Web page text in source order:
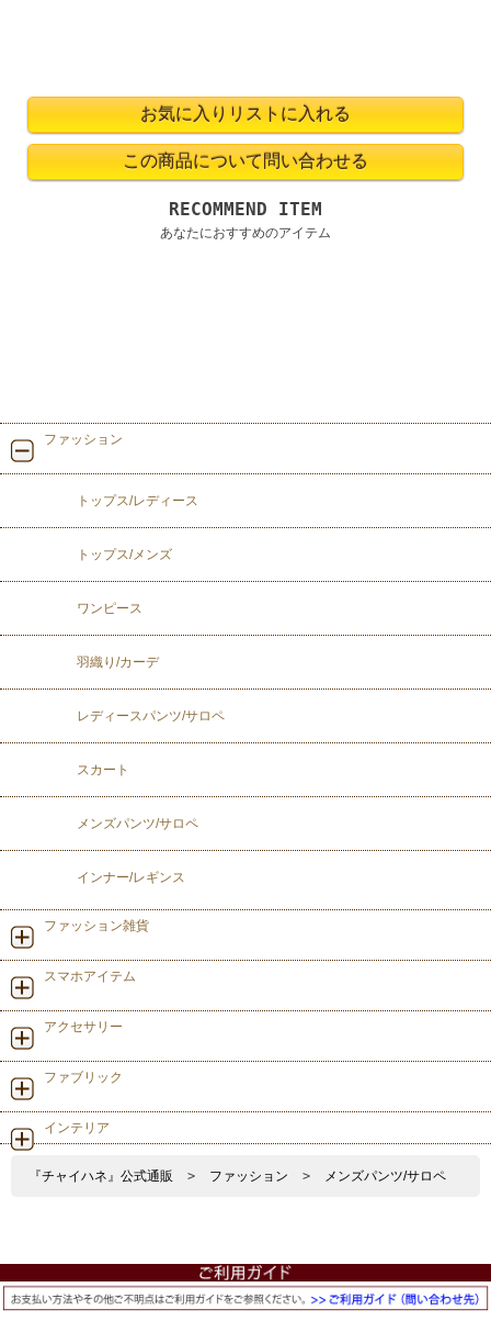
RECOMMEND ITEM
あなたにおすすめのアイテム
ファッション
トップス/レディース
トップス/メンズ
ワンピース
羽織り/カーデ
レディースパンツ/サロペ
スカート
メンズパンツ/サロペ
インナー/レギンス
ファッション雑貨
スマホアイテム
アクセサリー
ファブリック
インテリア
『チャイハネ』公式通販 > ファッション > メンズパンツ/サロペ